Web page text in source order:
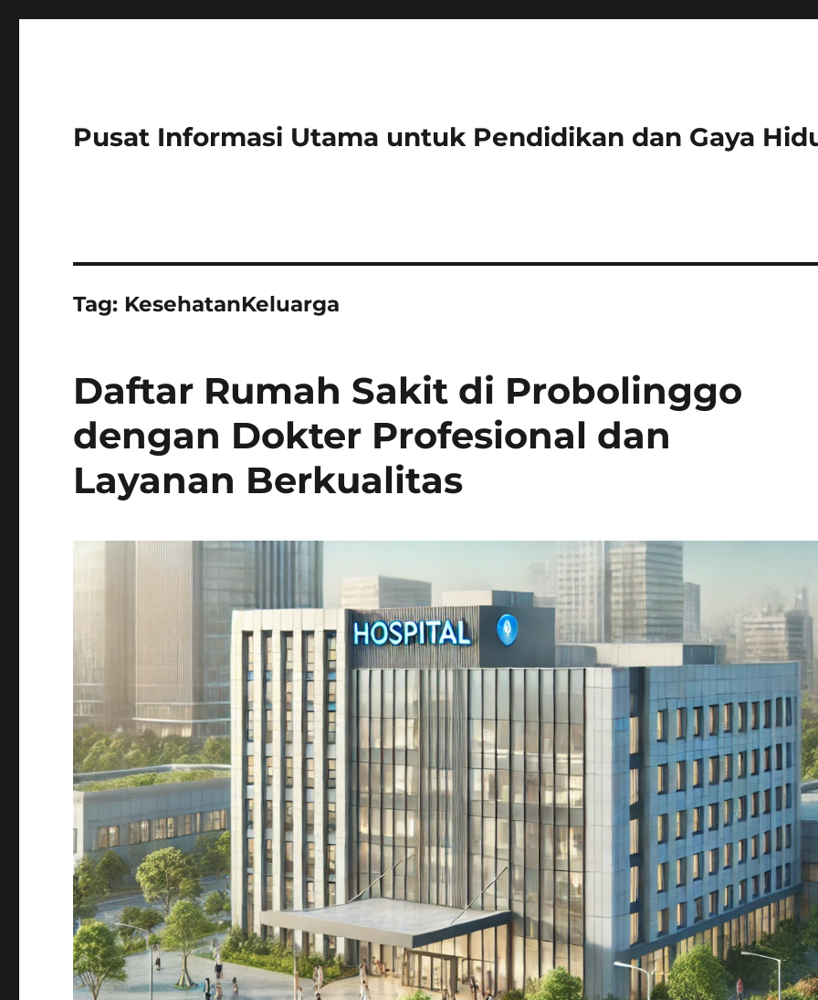
Pusat Informasi Utama untuk Pendidikan dan Gaya
Tag: KesehatanKeluarga
Daftar Rumah Sakit di Probolinggo
dengan Dokter Profesional dan
Layanan Berkualitas